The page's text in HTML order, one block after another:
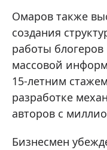
Омаров также
создания
работы блогеров
массовой
15-летним
разработке
авторов с
Бизнесмен